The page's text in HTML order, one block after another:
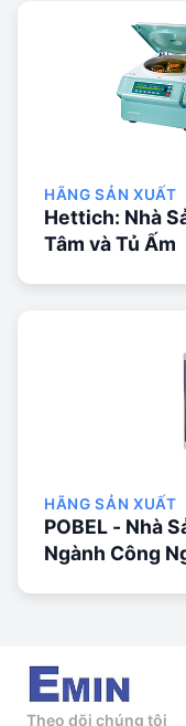
HÃNG SẢN XUẤT
Hettich: Nhà
Tâm và Tủ Ấm
HÃNG SẢN XUẤT
POBEL - Nhà
Ngành Công
Theo dõi chúng tôi